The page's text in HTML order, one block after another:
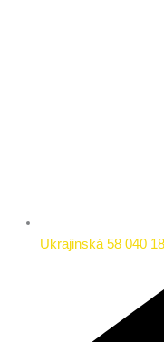
Ukrajinská 58 040